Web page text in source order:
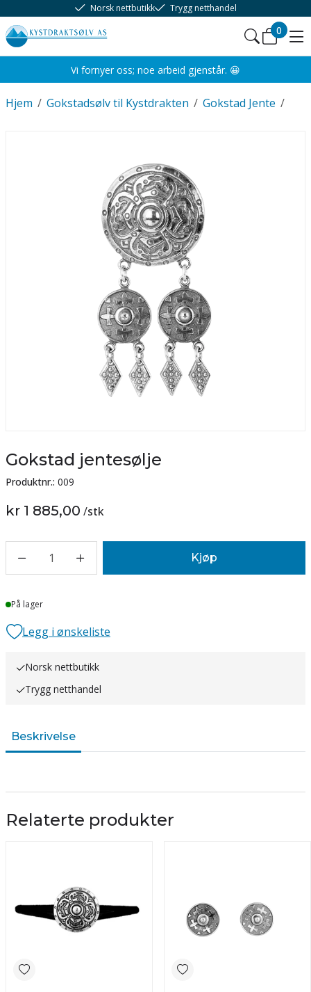
Norsk nettbutikk Trygg netthandel
0
Vi fornyer oss; noe arbeid gjenstår. 😀
/
Hjem /
Gokstadsølv til Kystdrakten /
Gokstad Jente
Gokstad jentesølje
Produktnr.: 009
kr 1 885,00 /stk
1 Kjøp
Lager
På lager
Legg i ønskeliste
Norsk nettbutikk
Trygg netthandel
Beskrivelse
Relaterte produkter